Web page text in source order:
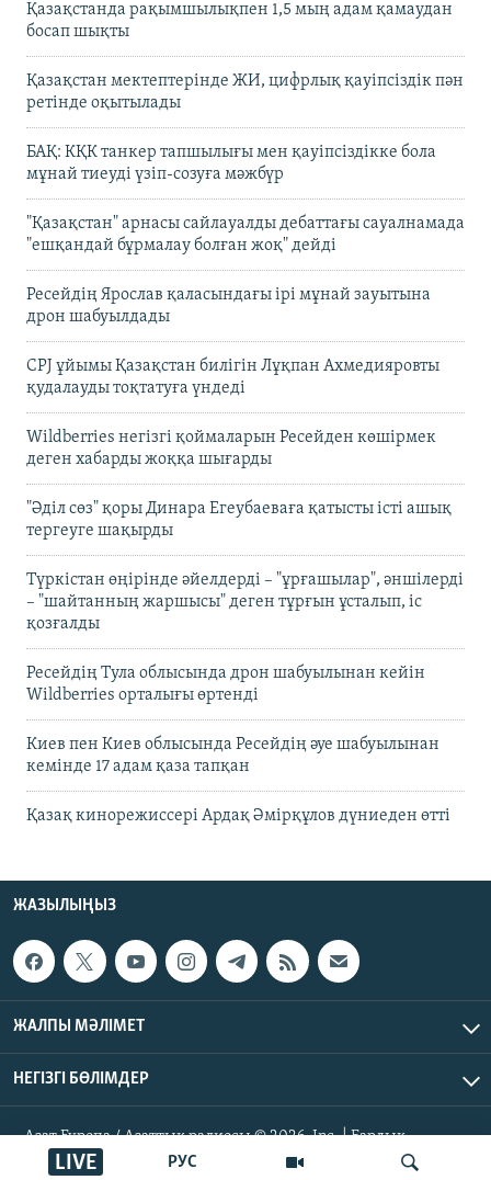
РУС
LIVE
Қазақстанда рақымшылықпен 1,5 мың адам қамаудан
босап шықты
Қазақстан мектептерінде ЖИ, цифрлық қауіпсіздік пән
ретінде оқытылады
БАҚ: КҚК танкер тапшылығы мен қауіпсіздікке бола
мұнай тиеуді үзіп-созуға мәжбүр
"Қазақстан" арнасы сайлауалды дебаттағы сауалнамада
"ешқандай бұрмалау болған жоқ" дейді
Ресейдің Ярослав қаласындағы ірі мұнай зауытына
дрон шабуылдады
CPJ ұйымы Қазақстан билігін Лұқпан Ахмедияровты
қудалауды тоқтатуға үндеді
Wildberries негізгі қоймаларын Ресейден көшірмек
деген хабарды жоққа шығарды
"Әділ сөз" қоры Динара Егеубаеваға қатысты істі ашық
тергеуге шақырды
Түркістан өңірінде әйелдерді – "ұрғашылар", әншілерді
– "шайтанның жаршысы" деген тұрғын ұсталып, іс
қозғалды
Ресейдің Тула облысында дрон шабуылынан кейін
Wildberries орталығы өртенді
Киев пен Киев облысында Ресейдің әуе шабуылынан
кемінде 17 адам қаза тапқан
Қазақ кинорежиссері Ардақ Әмірқұлов дүниеден өтті
ЖАЗЫЛЫҢЫЗ
ЖАЛПЫ МӘЛІМЕТ
НЕГІЗГІ БӨЛІМДЕР
Азат Еуропа / Азаттық радиосы © 2026, Inc. | Барлық
құқықтары қорғалған